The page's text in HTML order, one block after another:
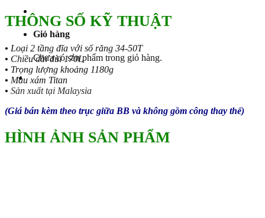
Giỏ hàng
Chưa có sản phẩm trong giỏ hàng.
THÔNG SỐ KỸ THUẬT
• Loại 2 tầng đĩa với số răng 34-50T
• Chiều dài đùi 170L
• Trọng lượng khoảng 1180g
• Màu xám Titan
• Sản xuất tại Malaysia
(Giá bán kèm theo trục giữa BB và không gồm công thay thế)
HÌNH ẢNH SẢN PHẨM